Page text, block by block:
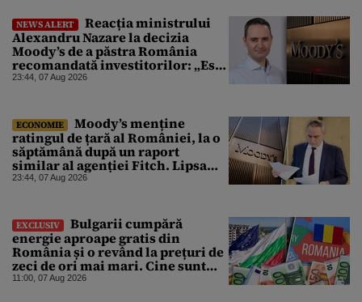
NEWS ALERT
Reacția ministrului
Alexandru Nazare la decizia
Moody’s de a păstra România
recomandată investitorilor: „Este
un răgaz, dar în niciun caz un
23:44, 07 Aug 2026
ECONOMIE
Moody’s menține
ratingul de țară al României, la o
săptămână după un raport
similar al agenției Fitch. Lipsa
unui guvern cu puteri depline,
23:44, 07 Aug 2026
EXCLUSIV
Bulgarii cumpără
energie aproape gratis din
România și o revând la prețuri de
zeci de ori mai mari. Cine sunt
noii „băieți deștepți” din energie
11:00, 07 Aug 2026